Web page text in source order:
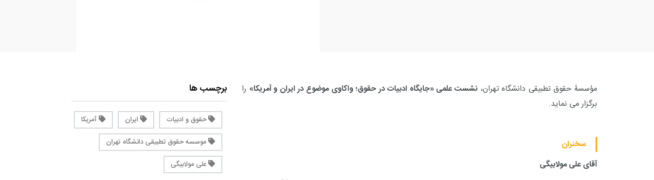
مؤسسۀ حقوق تطبیقی دانشگاه تهران، نشست علمی «جایگاه ادبیات در حقوق؛ واکاوی موضوع در ایران و آمریکا» را
برگزار می نماید.
سخنران
آقای علی مولابیگی
برچسب ها
حقوق و ادبیات ایران
آمریکا
موسسه حقوق تطبیقی دانشگاه تهران
علی مولابیگی